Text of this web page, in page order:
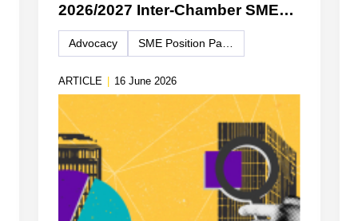
2026/2027 Inter-Chamber SME
WG Position Paper
ARTICLE | 16 June 2026
Advocacy